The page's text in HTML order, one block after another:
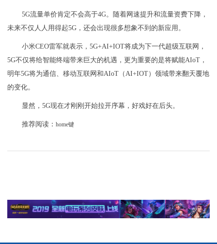
5G流量单价肯定不会高于4G。随着网速提升和流量资费下降，
未来不仅人人用得起5G，还会出现很多想象不到的新应用。
小米CEO雷军就表示，5G+AI+IOT将成为下一代超级互联网，
5G不仅将给智能终端带来巨大的机遇，更为重要的是将赋能AIoT，
明年5G将为通信、移动互联网和AIoT（AI+IOT）领域带来翻天覆地
的变化。
显然，5G现在才刚刚开始拉开序幕，好戏好在后头。
推荐阅读： home键